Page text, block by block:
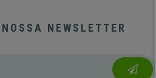
NEWSLETTER